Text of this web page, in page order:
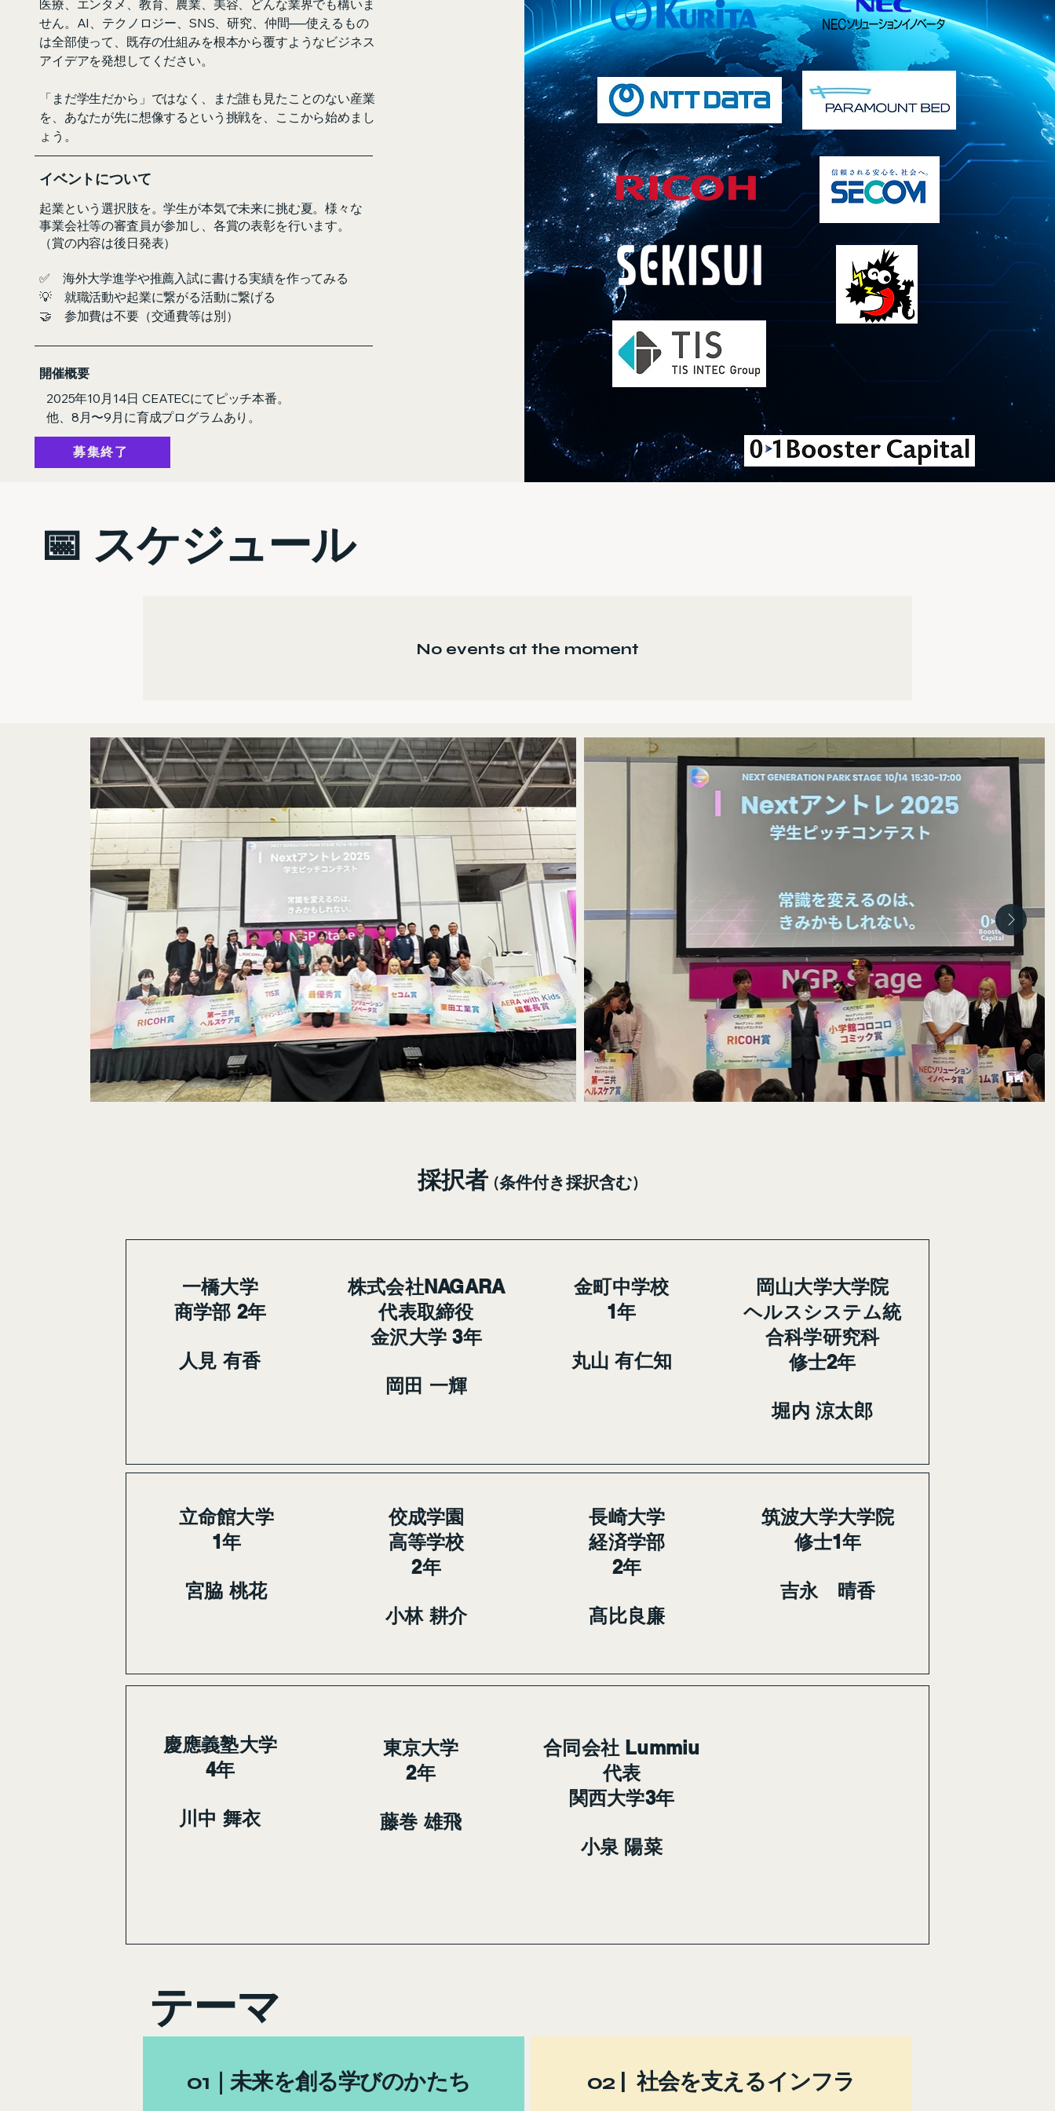
医療、エンタメ、教育、農業、美容、どんな業界でも構いま
せん。AI、テクノロジー、SNS、研究、仲間──使えるもの
は全部使って、既存の仕組みを根本から覆すようなビジネス
アイデアを発想してください。
「まだ学生だから」ではなく、まだ誰も見たことのない産業
を、あなたが先に想像するという挑戦を、ここから始めまし
ょう。
イベントについて
起業という選択肢を。学生が本気で未来に挑む夏。様々な
事業会社等の審査員が参加し、各賞の表彰を行います。
（賞の内容は後日発表）
✅ 海外大学進学や推薦入試に書ける実績を作ってみる
💡 就職活動や起業に繋がる活動に繋げる
🤝 参加費は不要（交通費等は別）
開催概要
2025年10月14日 CEATECにてピッチ本番。
他、8月〜9月に育成プログラムあり。
募集終了
📅 スケジュール
No events at the moment
採択者 (条件付き採択含む)
一橋大学
商学部 2年
人見 有香
株式会社NAGARA
代表取締役
金沢大学 3年
岡田 一輝
金町中学校
1年
丸山 有仁知
岡山大学大学院
ヘルスシステム統
合科学研究科
修士2年
堀内 涼太郎
立命館大学
1年
宮脇 桃花
佼成学園
高等学校
2年
小林 耕介
長崎大学
経済学部
2年
髙比良廉
筑波大学大学院
​修士1年
吉永 晴香
慶應義塾大学
4年
川中 舞衣
東京大学
2年
藤巻 雄飛
合同会社 Lummiu
代表
関西大学3年
小泉 陽菜
テーマ
01｜未来を創る学びのかたち 02 | 社会を支えるインフラ